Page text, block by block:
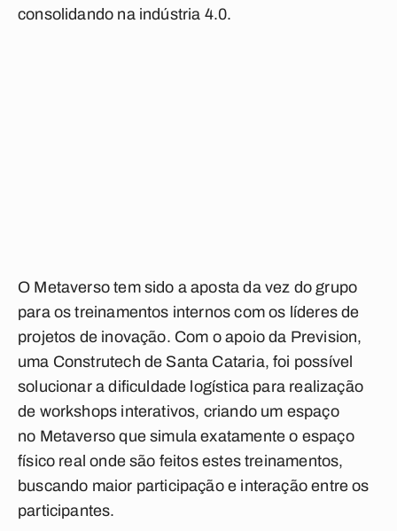
consolidando na indústria 4.0.
O Metaverso tem sido a aposta da vez do grupo
para os treinamentos internos com os líderes de
projetos de inovação. Com o apoio da Prevision,
uma Construtech de Santa Cataria, foi possível
solucionar a dificuldade logística para realização
de workshops interativos, criando um espaço
no Metaverso que simula exatamente o espaço
físico real onde são feitos estes treinamentos,
buscando maior participação e interação entre os
participantes.